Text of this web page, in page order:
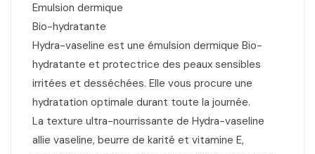
Emulsion dermique
Bio-hydratante
Hydra-vaseline est une émulsion dermique Bio-
hydratante et protectrice des peaux sensibles
irritées et desséchées. Elle vous procure une
hydratation optimale durant toute la journée.
La texture ultra-nourrissante de Hydra-vaseline
allie vaseline, beurre de karité et vitamine E,